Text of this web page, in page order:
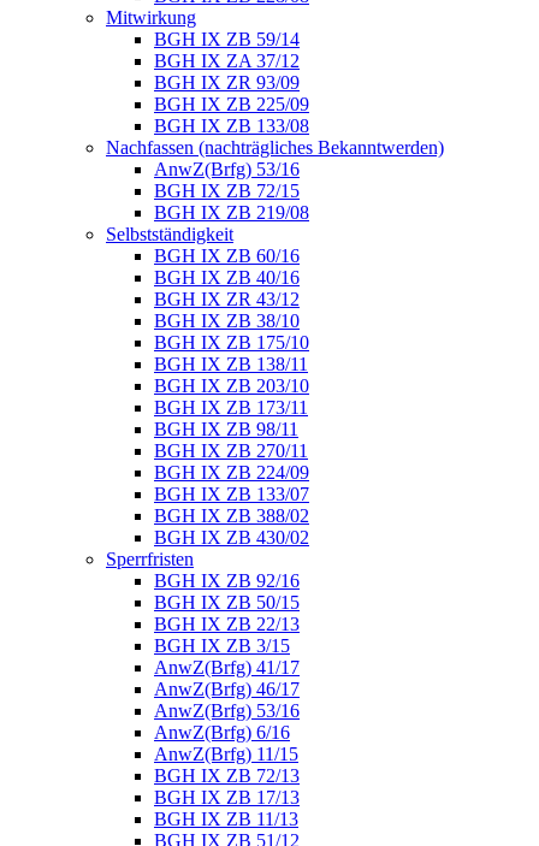
Mitwirkung
BGH IX ZB 59/14
BGH IX ZA 37/12
BGH IX ZR 93/09
BGH IX ZB 225/09
BGH IX ZB 133/08
Nachfassen (nachträgliches Bekanntwerden)
AnwZ(Brfg) 53/16
BGH IX ZB 72/15
BGH IX ZB 219/08
Selbstständigkeit
BGH IX ZB 60/16
BGH IX ZB 40/16
BGH IX ZR 43/12
BGH IX ZB 38/10
BGH IX ZB 175/10
BGH IX ZB 138/11
BGH IX ZB 203/10
BGH IX ZB 173/11
BGH IX ZB 98/11
BGH IX ZB 270/11
BGH IX ZB 224/09
BGH IX ZB 133/07
BGH IX ZB 388/02
BGH IX ZB 430/02
Sperrfristen
BGH IX ZB 92/16
BGH IX ZB 50/15
BGH IX ZB 22/13
BGH IX ZB 3/15
AnwZ(Brfg) 41/17
AnwZ(Brfg) 46/17
AnwZ(Brfg) 53/16
AnwZ(Brfg) 6/16
AnwZ(Brfg) 11/15
BGH IX ZB 72/13
BGH IX ZB 17/13
BGH IX ZB 11/13
BGH IX ZB 51/12